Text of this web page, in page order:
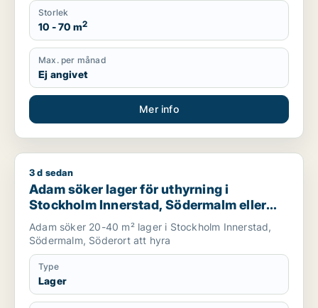
Storlek
10 - 70 m2
Max. per månad
Ej angivet
Mer info
Adam söker lager för uthyrning i Stockholm Innerstad,
3 d sedan
Adam söker lager för uthyrning i
Stockholm Innerstad, Södermalm eller
Söderort
Adam söker 20-40 m² lager i Stockholm Innerstad,
Södermalm, Söderort att hyra
Type
Lager